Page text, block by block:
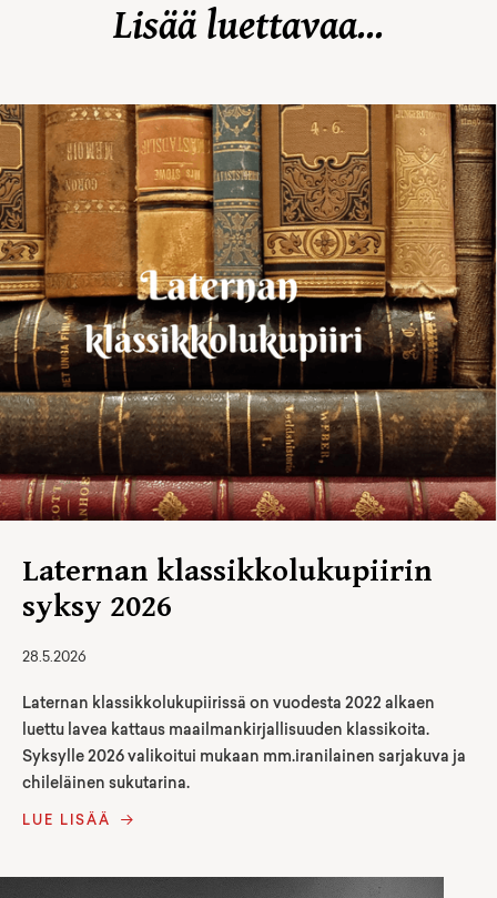
Lisää luettavaa...
Laternan klassikkolukupiirin
syksy 2026
28.5.2026
Laternan klassikkolukupiirissä on vuodesta 2022 alkaen
luettu lavea kattaus maailmankirjallisuuden klassikoita.
Syksylle 2026 valikoitui mukaan mm.iranilainen sarjakuva ja
chileläinen sukutarina.
LUE LISÄÄ